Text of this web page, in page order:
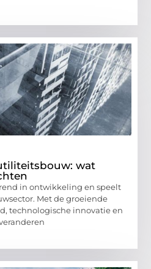
wat
in ontwikkeling en speelt
Met de groeiende
technologische innovatie en